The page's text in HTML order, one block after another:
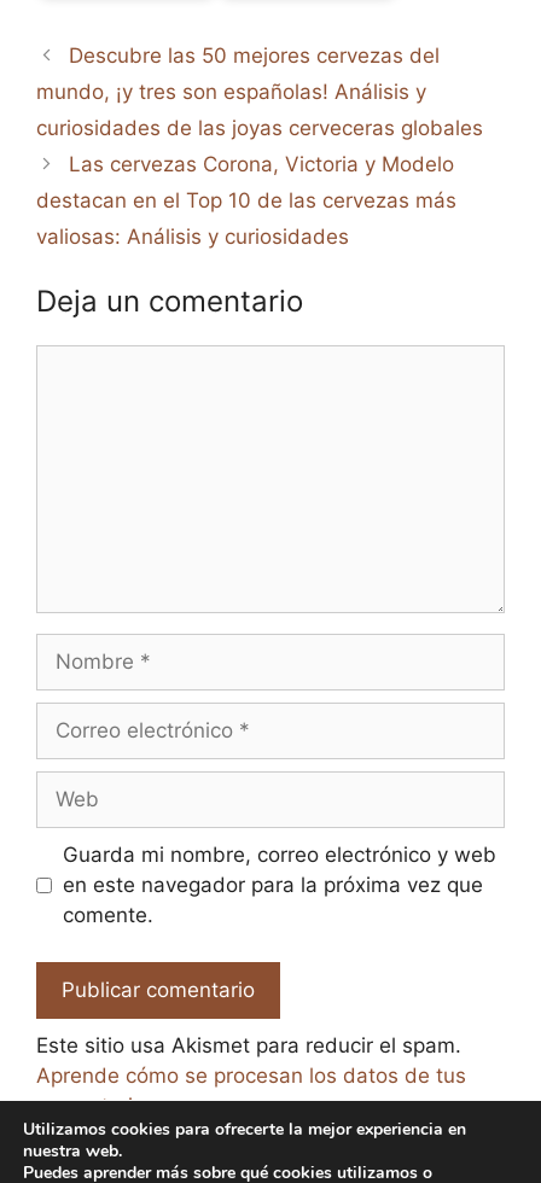
Descubre las 50 mejores cervezas del
mundo, ¡y tres son españolas! Análisis y
curiosidades de las joyas cerveceras globales
Las cervezas Corona, Victoria y Modelo
destacan en el Top 10 de las cervezas más
valiosas: Análisis y curiosidades
Deja un comentario
Nombre
Correo
Web
Guarda mi nombre, correo electrónico y web
en este navegador para la próxima vez que
comente.
Este sitio usa Akismet para reducir el spam.
Aprende cómo se procesan los datos de tus
comentarios.
Utilizamos cookies para ofrecerte la mejor experiencia en
nuestra web.
Puedes aprender más sobre qué cookies utilizamos o